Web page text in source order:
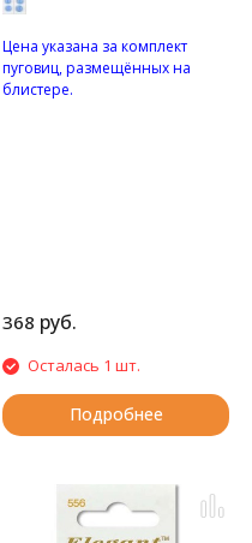
Цена указана за комплект
пуговиц, размещённых на
блистере.
368 руб.
Осталась 1 шт.
Подробнее